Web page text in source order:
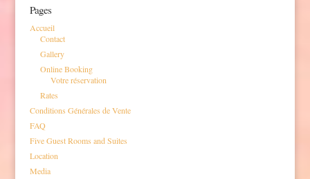
Pages
Accueil
Contact
Gallery
Online Booking
Votre réservation
Rates
Conditions Générales de Vente
FAQ
Five Guest Rooms and Suites
Location
Media